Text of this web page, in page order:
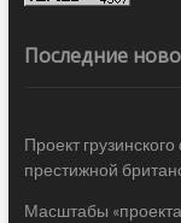
Последние
Проект
престижной
Масштабы «проекта